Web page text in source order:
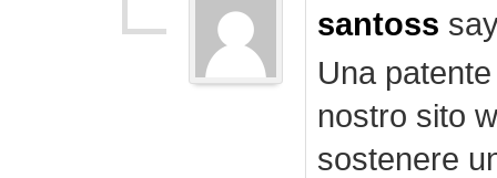
santoss
Una
nostro sito
sostenere